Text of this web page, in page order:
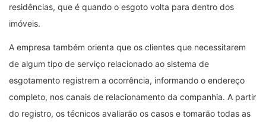
residências, que é quando o esgoto volta para dentro dos
imóveis.
A empresa também orienta que os clientes que necessitarem
de algum tipo de serviço relacionado ao sistema de
esgotamento registrem a ocorrência, informando o endereço
completo, nos canais de relacionamento da companhia. A partir
do registro, os técnicos avaliarão os casos e tomarão todas as